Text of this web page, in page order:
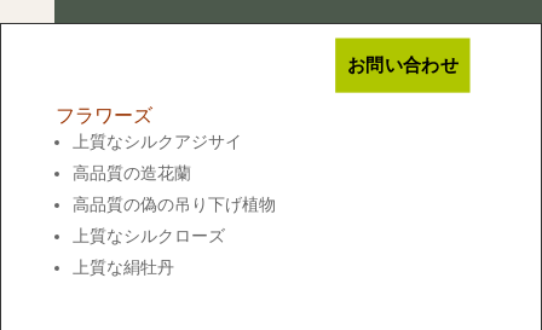
お問い合わせ
フラワーズ
上質なシルクアジサイ
高品質の造花蘭
高品質の偽の吊り下げ植物
上質なシルクローズ
上質な絹牡丹